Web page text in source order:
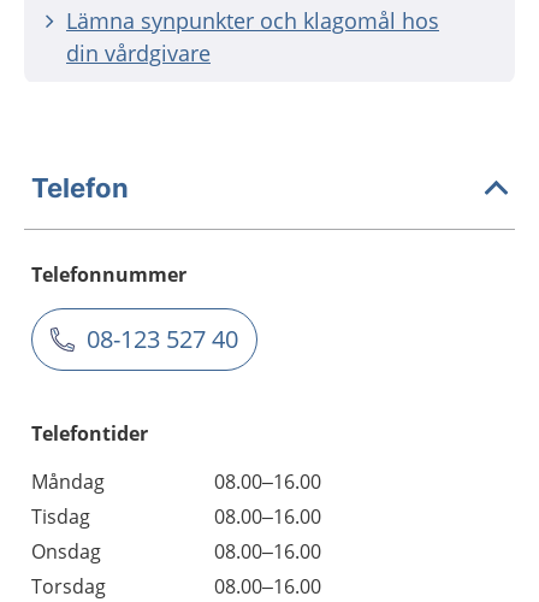
Lämna synpunkter och klagomål hos
din vårdgivare
Telefon
Telefonnummer
08-123 527 40
Telefontider
Måndag
08.00–16.00
Tisdag
08.00–16.00
Onsdag
08.00–16.00
Torsdag
08.00–16.00